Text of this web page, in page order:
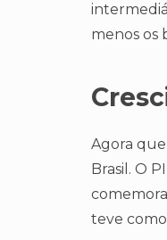
menos os
Agora
Brasil. O
teve